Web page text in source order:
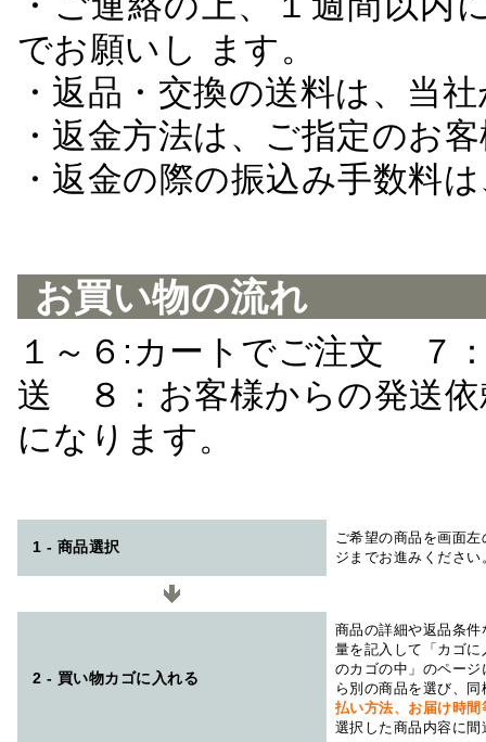
でお願いし ます。
・返品・交換の送料は、当
・返金方法は、ご指定のお
・返金の際の振込み手数料
お買い物の流れ
１～６:カートでご注文 ７
送 ８：お客様からの発送
になります。
1 - 商品選択
ご希望の商品を画面
ジまでお進みください
2 - 買い物カゴに入れる
商品の詳細や返品条
量を記入して「カゴ
のカゴの中」のペー
ら別の商品を選び、
払い方法、お届け時
選択した商品内容に